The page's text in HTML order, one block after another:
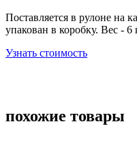
Поставляется в рулоне на
упакован в коробку. Вес - 6
Узнать стоимость
похожие товары